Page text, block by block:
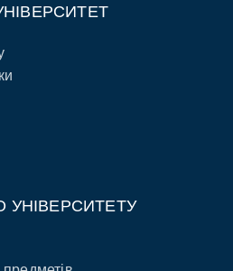
УНІВЕРСИТЕТУ